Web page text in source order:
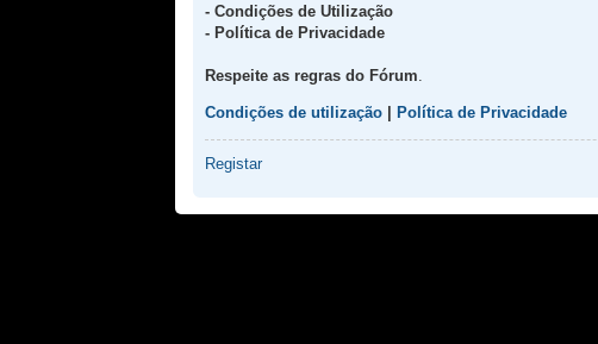
- Condições de Utilização
- Política de Privacidade
Respeite as regras do Fórum
Condições de utilização Política de Privacidade
Registar